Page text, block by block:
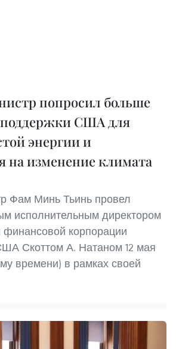
попросил больше
США для
энергии и
на изменение климата
Фам Минь Тьинь провел
исполнительным директором
корпорации
Скоттом А. Натаном 12 мая
времени) в рамках своей